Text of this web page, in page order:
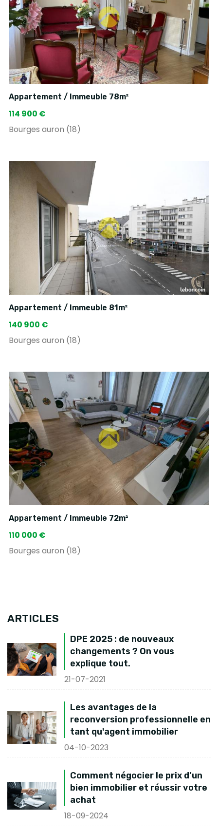
Appartement / Immeuble 78m²
114 900 €
Bourges auron (18)
Appartement / Immeuble 81m²
140 900 €
Bourges auron (18)
Appartement / Immeuble 72m²
110 000 €
Bourges auron (18)
ARTICLES
DPE 2025 : de nouveaux
changements ? On vous
explique tout.
21-07-2021
Les avantages de la
reconversion professionnelle en
tant qu'agent immobilier
04-10-2023
Comment négocier le prix d’un
bien immobilier et réussir votre
achat
18-09-2024